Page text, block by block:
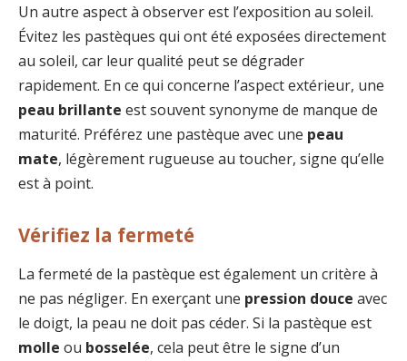
Un autre aspect à observer est l’exposition au soleil.
Évitez les pastèques qui ont été exposées directement
au soleil, car leur qualité peut se dégrader
rapidement. En ce qui concerne l’aspect extérieur, une
peau brillante est souvent synonyme de manque de
maturité. Préférez une pastèque avec une peau
mate, légèrement rugueuse au toucher, signe qu’elle
est à point.
Vérifiez la fermeté
La fermeté de la pastèque est également un critère à
ne pas négliger. En exerçant une pression douce avec
le doigt, la peau ne doit pas céder. Si la pastèque est
molle ou bosselée, cela peut être le signe d’un